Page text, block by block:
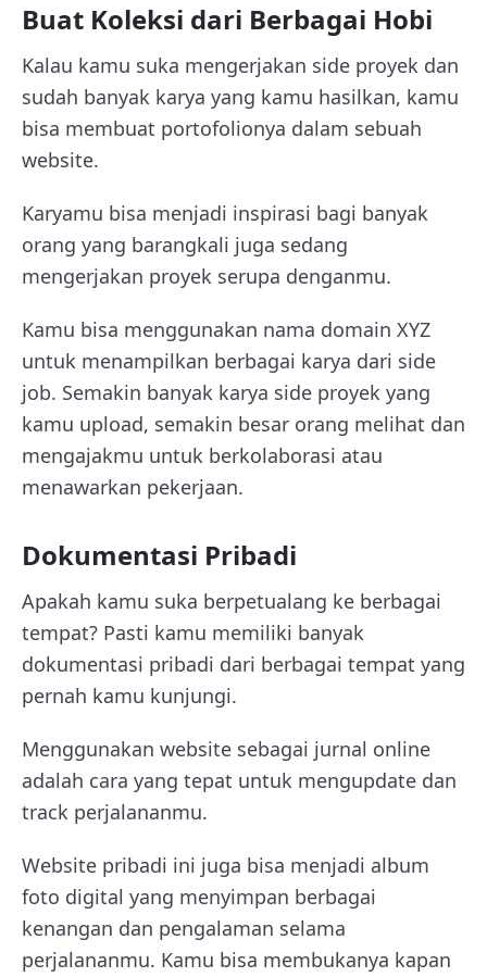
Buat Koleksi dari Berbagai Hobi
Kalau kamu suka mengerjakan side proyek dan
sudah banyak karya yang kamu hasilkan, kamu
bisa membuat portofolionya dalam sebuah
website.
Karyamu bisa menjadi inspirasi bagi banyak
orang yang barangkali juga sedang
mengerjakan proyek serupa denganmu.
Kamu bisa menggunakan nama domain XYZ
untuk menampilkan berbagai karya dari side
job. Semakin banyak karya side proyek yang
kamu upload, semakin besar orang melihat dan
mengajakmu untuk berkolaborasi atau
menawarkan pekerjaan.
Dokumentasi Pribadi
Apakah kamu suka berpetualang ke berbagai
tempat? Pasti kamu memiliki banyak
dokumentasi pribadi dari berbagai tempat yang
pernah kamu kunjungi.
Menggunakan website sebagai jurnal online
adalah cara yang tepat untuk mengupdate dan
track perjalananmu.
Website pribadi ini juga bisa menjadi album
foto digital yang menyimpan berbagai
kenangan dan pengalaman selama
perjalananmu. Kamu bisa membukanya kapan